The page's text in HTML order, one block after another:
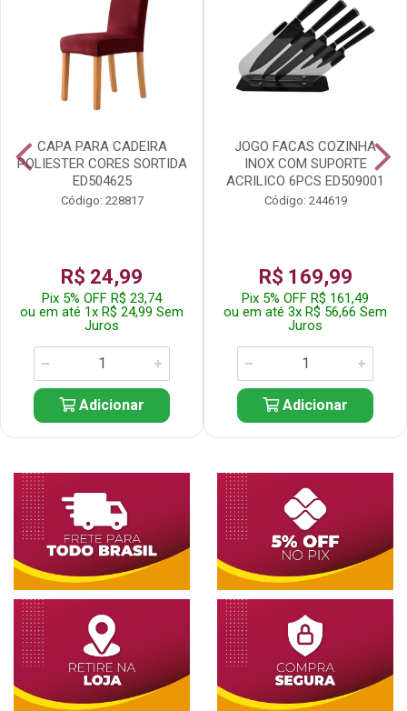
CAPA PARA CADEIRA
POLIESTER CORES SORTIDA
ED504625
Código: 228817
R$ 24,99
Pix 5% OFF R$ 23,74
ou em até 1x R$ 24,99 Sem
Juros
Adicionar
JOGO FACAS COZINHA
INOX COM SUPORTE
ACRILICO 6PCS ED509001
Código: 244619
R$ 169,99
Pix 5% OFF R$ 161,49
ou em até 3x R$ 56,66 Sem
Juros
Adicionar